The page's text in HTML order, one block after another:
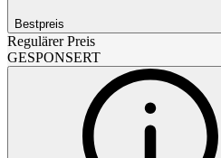
Bestpreis
Regulärer Preis
GESPONSERT